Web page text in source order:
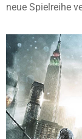
neue Spielreihe